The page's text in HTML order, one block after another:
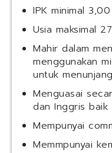
IPK minimal 3,00
Usia maksimal
Mahir dalam
menggunakan
untuk
Menguasai
dan Inggris baik
Mempunyai
Memmpunyai